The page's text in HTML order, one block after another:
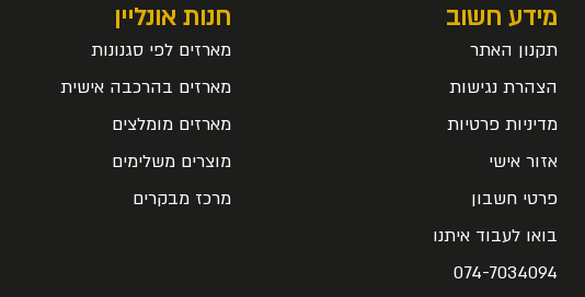
מידע חשוב
תקנון האתר
הצהרת נגישות
מדיניות פרטיות
אזור אישי
פרטי חשבון
בואו לעבוד איתנו
074-7034094
חנות אונליין
מארזים לפי סגנונות
מארזים בהרכבה אישית
מארזים מומלצים
מוצרים משלימים
מרכז מבקרים